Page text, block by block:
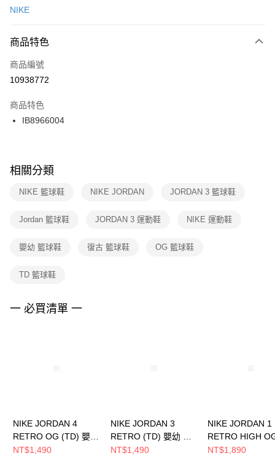
便利好安心！
３．安心：先確認商品／服務後，再付款。
【「AFTEE先享後付」結帳流程】
１．於結帳方式選擇「AFTEE先享後付」後，將跳轉至「AFTEE先享後付」
２．訂單成立數日內，您將收到繳費通知簡訊。
３．收到繳費通知簡訊後14天內，點擊此簡訊中的連結，可透過四大超商／
ATM／網路銀行／等多元方式進行付款，方視為交易完成。
※ 交易是否成功請以「AFTEE先享後付 」之結帳頁面顯示為準，若有關於
是否繳費成功／繳費後需取消欲退款等相關疑問，請聯繫「AFTEE先享後付
客戶支援中心」
https://netprotections.freshdesk.com/support/home
１．透過由恩沛科技股份有限公司提供之「AFTEE先享後付」服務完成之交
權轉讓予恩沛科技股份有限公司。
３．未成年的使用者請事先徵得法定代理人或監護人之同意方可使用
４．使用「AFTEE先享後付」時，將依據個別帳號之用戶狀況，依本公司即
運送方式
每筆NT$100，滿NT$1,500(含以上)免運費
宅配
每筆NT$100，滿NT$1,500(含以上)免運費
NIKE
商品特色
商品編號
10938772
商品特色
IB8966004
相關分類
NIKE 籃球鞋 NIKE JORDAN JORDAN 3 籃球鞋
Jordan 籃球鞋 JORDAN 3 運動鞋 NIKE 運動鞋
嬰幼 籃球鞋 復古 籃球鞋 OG 籃球鞋
TD 籃球鞋
一 必買清單 一
NIKE JORDAN 4
RETRO OG (TD) 嬰幼
籃球鞋 IB4387100
NT$1,490
NIKE JORDAN 3
RETRO (TD) 嬰幼 籃
球鞋 DM0968202
NT$1,490
NIKE JORDAN 1
RETRO HIGH
(TD) 嬰幼 籃球鞋
NT$1,890